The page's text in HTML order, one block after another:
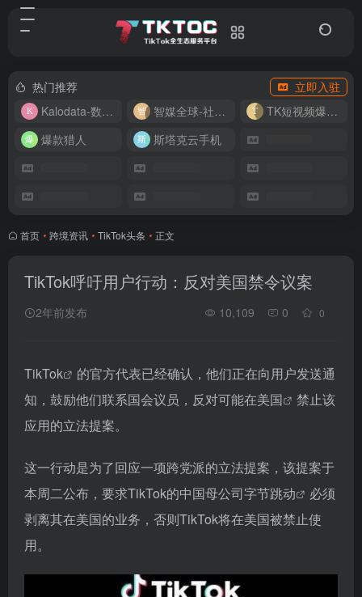
热门推荐
立即入驻
Kalodata-数据分析平台
智媒全球-社媒管理平台
TK短视频爆款复刻
爆款猎人
斯塔克云手机
首页 • 跨境资讯 • TikTok头条 • 正文
TikTok呼吁用户行动：反对美国禁令议案
2年前发布 10,109 0 0
TikTok
的官方代表已经确认，他们正在向用户发送通
知，鼓励他们联系国会议员，反对可能在美国
禁止该
应用的立法提案。
这一行动是为了回应一项跨党派的立法提案，该提案于
本周二公布，要求TikTok的中国母公司字节跳动
必须
剥离其在美国的业务，否则TikTok将在美国被禁止使
用。